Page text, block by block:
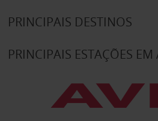
PRINCIPAIS DESTINOS
PRINCIPAIS ESTAÇÕES EM